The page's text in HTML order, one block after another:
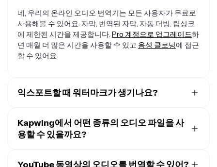
네, 우리의 온라인 오디오 번역기는 모든 사용자가 무료로
사용해볼 수 있어요. 자막, 번역된 자막, 자동 더빙, 립싱크
에 제한된 시간을 제공합니다. Pro 계정으로 업그레이드하
면 매월 더 많은 시간을 사용할 수 있고 음성 클로닝에 접근
할 수 있어요.
익스포트할 때 워터마크가 생기나요?
오 번역기를 포함한 모든 내보내기에 작은 워터마크가 포
함됩니다.
Kapwing에서 어떤 종류의 오디오 파일을 사
용할 수 있을까요?
다양한 인기 오디오 파일 형식을 지원해요. 파일 크기와 품
YouTube 동영상의 오디오를 번역할 수 있어?